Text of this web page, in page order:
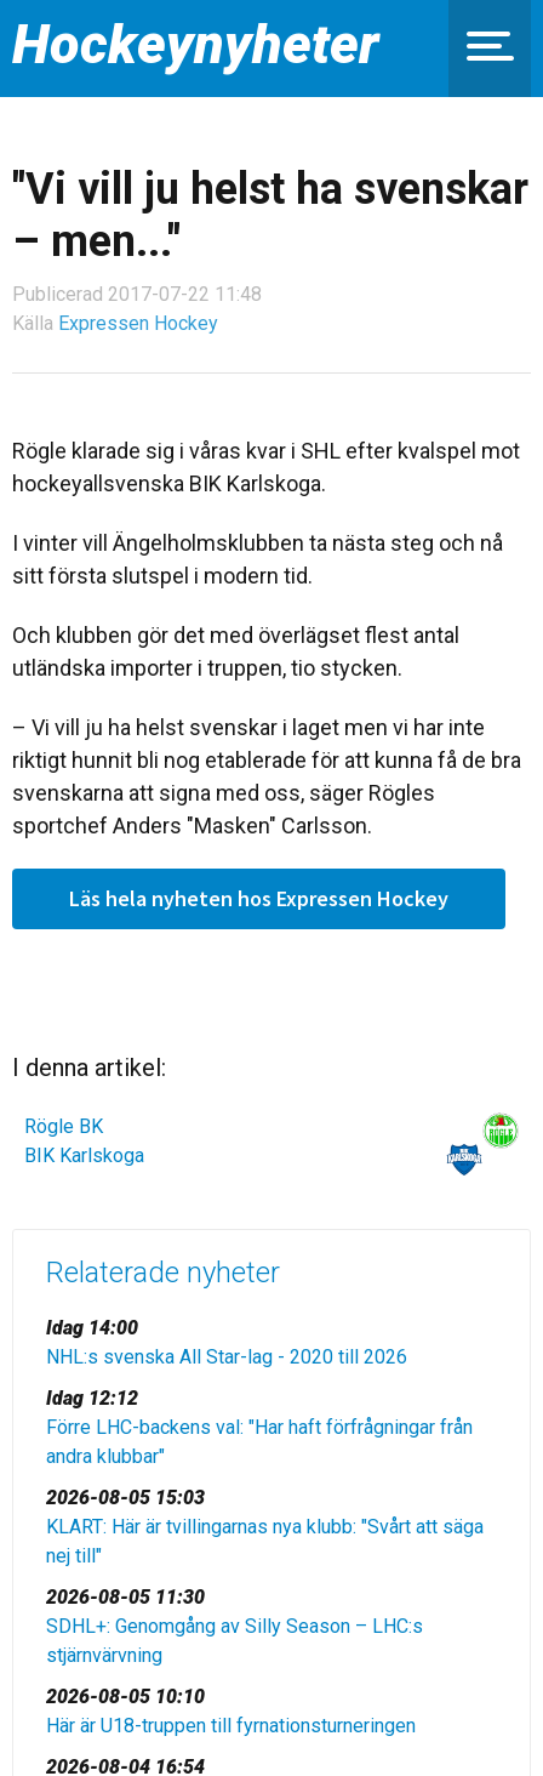
Hockeynyheter
"Vi vill ju helst ha svenskar
– men..."
Publicerad 2017-07-22 11:48
Källa Expressen Hockey
Rögle klarade sig i våras kvar i SHL efter kvalspel mot
hockeyallsvenska BIK Karlskoga.
I vinter vill Ängelholmsklubben ta nästa steg och nå
sitt första slutspel i modern tid.
Och klubben gör det med överlägset flest antal
utländska importer i truppen, tio stycken.
– Vi vill ju ha helst svenskar i laget men vi har inte
riktigt hunnit bli nog etablerade för att kunna få de bra
svenskarna att signa med oss, säger Rögles
sportchef Anders "Masken" Carlsson.
Läs hela nyheten hos Expressen Hockey
I denna artikel:
Rögle BK
BIK Karlskoga
Relaterade nyheter
Idag 14:00
NHL:s svenska All Star-lag - 2020 till 2026
Idag 12:12
Förre LHC-backens val: "Har haft förfrågningar från
andra klubbar"
2026-08-05 15:03
KLART: Här är tvillingarnas nya klubb: "Svårt att säga
nej till"
2026-08-05 11:30
SDHL+: Genomgång av Silly Season – LHC:s
stjärnvärvning
2026-08-05 10:10
Här är U18-truppen till fyrnationsturneringen
2026-08-04 16:54